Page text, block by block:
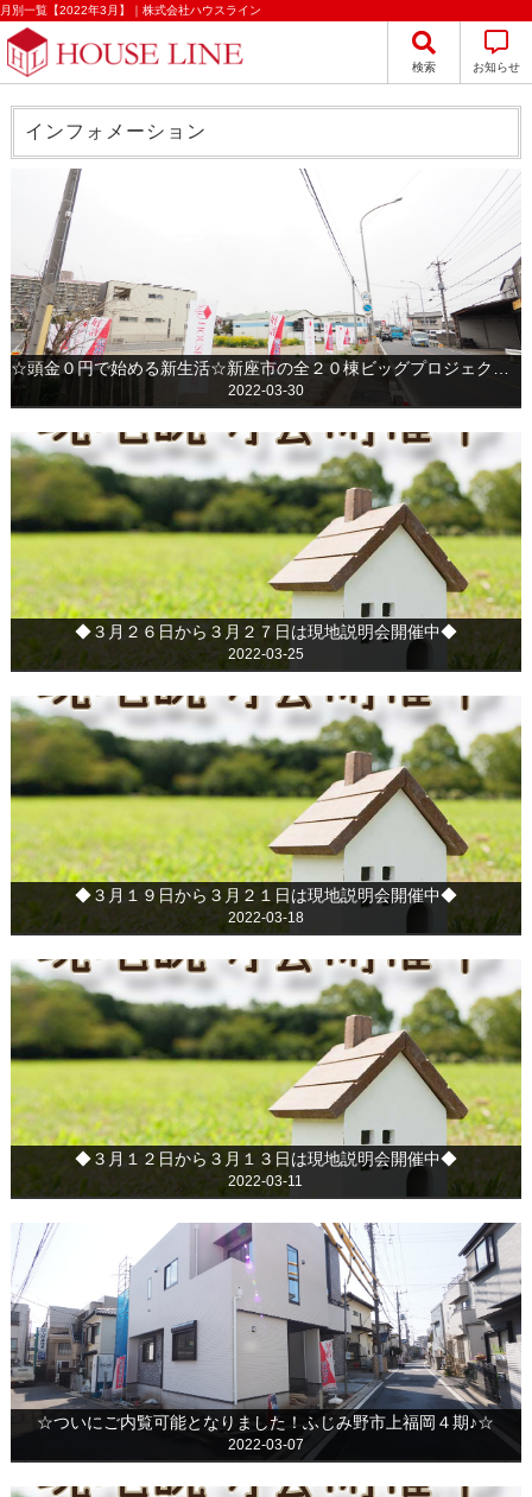
月別一覧【2022年3月】｜株式会社ハウスライン
検索 お知らせ
インフォメーション
☆頭金０円で始める新生活☆新座市の全２０棟ビッグプロジェクト始動☆
2022-03-30
◆３月２６日から３月２７日は現地説明会開催中◆
2022-03-25
◆３月１９日から３月２１日は現地説明会開催中◆
2022-03-18
◆３月１２日から３月１３日は現地説明会開催中◆
2022-03-11
☆ついにご内覧可能となりました！ふじみ野市上福岡４期♪☆
2022-03-07